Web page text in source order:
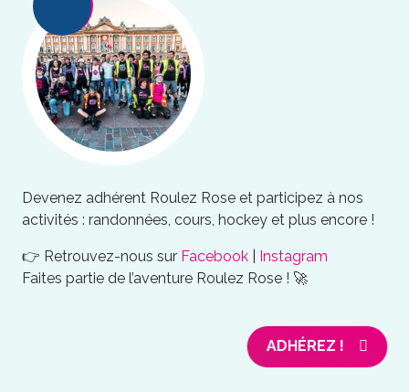
Devenez adhérent Roulez Rose et participez à nos
activités : randonnées, cours, hockey et plus encore !
👉 Retrouvez-nous sur Facebook
Instagram
Faites partie de l’aventure Roulez Rose ! 🚀
ADHÉREZ !